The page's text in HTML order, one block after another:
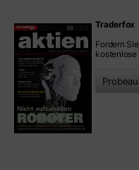
Traderfox
Fordern
kostenlose